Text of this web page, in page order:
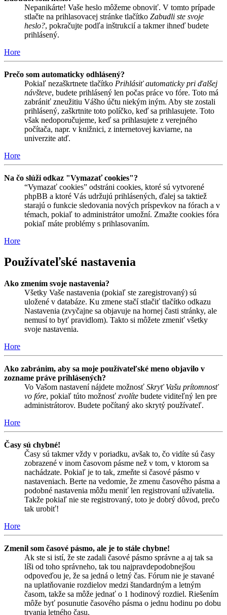
Nepanikárte! Vaše heslo môžeme obnoviť. V tomto prípade
stlačte na prihlasovacej stránke tlačítko Zabudli ste svoje
heslo?, pokračujte podľa inštrukcií a takmer ihneď budete
prihlásený.
Hore
Prečo som automaticky odhlásený?
Pokiaľ nezaškrtnete tlačítko Prihlásiť automaticky pri ďalšej
návšteve, budete prihlásený len počas práce vo fóre. Toto má
zabrániť zneužitiu Vášho účtu niekým iným. Aby ste zostali
prihlásený, zaškrtnite toto políčko, keď sa prihlasujete. Toto
však nedoporučujeme, keď sa prihlasujete z verejného
počítača, napr. v knižnici, z internetovej kaviarne, na
univerzite atď.
Hore
Na čo slúži odkaz "Vymazať cookies"?
“Vymazať cookies” odstráni cookies, ktoré sú vytvorené
phpBB a ktoré Vás udržujú prihlásených, ďalej sa taktiež
starajú o funkcie sledovania nových príspevkov na fórach a v
témach, pokiaľ to administrátor umožní. Zmažte cookies fóra
pokiaľ máte problémy s prihlasovaním.
Hore
Používateľské nastavenia
Ako zmením svoje nastavenia?
Všetky Vaše nastavenia (pokiaľ ste zaregistrovaný) sú
uložené v databáze. Ku zmene stačí stlačiť tlačítko odkazu
Nastavenia (zvyčajne sa objavuje na hornej časti stránky, ale
nemusí to byť pravidlom). Takto si môžete zmeniť všetky
svoje nastavenia.
Hore
Ako zabránim, aby sa moje používateľské meno objavilo v
zozname práve prihlásených?
Vo Vašom nastavení nájdete možnosť Skryť Vašu prítomnosť
vo fóre, pokiaľ túto možnosť zvolíte budete viditeľný len pre
administrátorov. Budete počítaný ako skrytý používateľ.
Hore
Časy sú chybné!
Časy sú takmer vždy v poriadku, avšak to, čo vidíte sú časy
zobrazené v inom časovom pásme než v tom, v ktorom sa
nachádzate. Pokiaľ je to tak, zmeňte si časové pásmo v
nastaveniach. Berte na vedomie, že zmenu časového pásma a
podobné nastavenia môžu meniť len registrovaní užívatelia.
Takže pokiaľ nie ste registrovaný, toto je dobrý dôvod, prečo
tak urobiť!
Hore
Zmenil som časové pásmo, ale je to stále chybne!
Ak ste si istí, že ste zadali časové pásmo správne a aj tak sa
líši od toho správneho, tak tou najpravdepodobnejšou
odpoveďou je, že sa jedná o letný čas. Fórum nie je stavané
na uplatňovanie rozdielov medzi štandardným a letným
časom, takže sa môže jednať o 1 hodinový rozdiel. Riešením
môže byť posunutie časového pásma o jednu hodinu po dobu
trvania letného času.